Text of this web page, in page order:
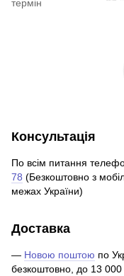
термін
Консультація
По всім питання
78 (Безкоштовно з
межах України)
Доставка
— Новою поштою по
безкоштовно, до 13 000